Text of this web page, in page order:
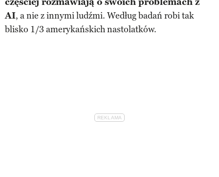
AI, a nie z innymi ludźmi. Według badań robi tak
blisko 1/3 amerykańskich nastolatków.